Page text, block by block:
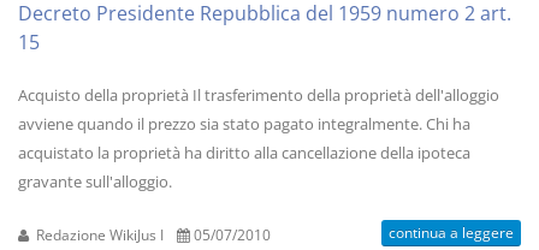
Decreto Presidente Repubblica del 1959 numero 2 art.
15
Acquisto della proprietà Il trasferimento della proprietà dell'alloggio
avviene quando il prezzo sia stato pagato integralmente. Chi ha
acquistato la proprietà ha diritto alla cancellazione della ipoteca
gravante sull'alloggio.
Redazione WikiJus I 05/07/2010 continua a leggere